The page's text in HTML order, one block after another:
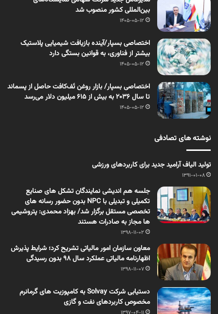
بین‌المللی کشور منصوب شد
1405-05-12
اختصاصی بسپار/آینده بازیافت شیمیایی پلاستیک
بیشتر از فناوری، به قوانین بستگی دارد
1405-05-12
اختصاصی بسپار/ بازار روغن تَف‌کافت حاصل از پسماند
تا سال ۲۰۳۶ به بیش از ۶۱۵ میلیون دلار می‌رسد
1405-05-12
نوشته های تصادفی
تولید الیاف آرامید جدید برای کاربردهای ورزشی
1391-01-08
جلسه هم اندیشی نمایندگان تشکل های صنایع
تکمیلی و تبدیلی با NPC بدون حضور رسانه های
تخصصی مستقل برگزار شد/ بهزاد محمدی: پتروشیمی
ها مجاز به صادرات هستند
1398-11-02
معاون سازمان امور مالیاتی تشریح کرد؛ شرایط پذیرش
اظهارنامه مالیاتی عملکرد سال ۹۸ بدون رسیدگی
1398-11-07
دستیابی شرکت Solvay به کامپوزیت های گرمانرم
مخصوص کاربردهای نفت و گازی